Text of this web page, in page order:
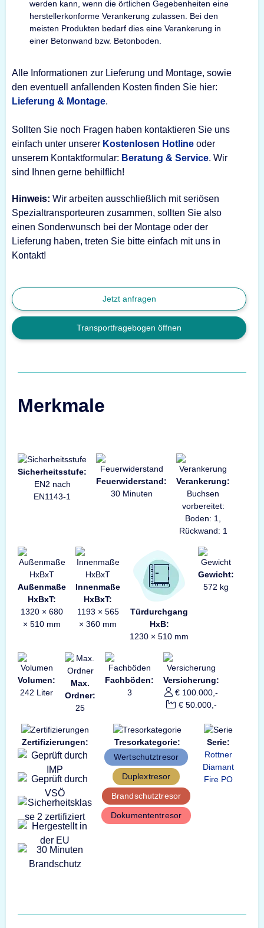
werden kann, wenn die örtlichen Gegebenheiten eine
herstellerkonforme Verankerung zulassen. Bei den
meisten Produkten bedarf dies eine Verankerung in
einer Betonwand bzw. Betonboden.
Alle Informationen zur Lieferung und Montage, sowie
den eventuell anfallenden Kosten finden Sie hier:
Lieferung & Montage.
Sollten Sie noch Fragen haben kontaktieren Sie uns
einfach unter unserer Kostenlosen Hotline oder
unserem Kontaktformular: Beratung & Service. Wir
sind Ihnen gerne behilflich!
Hinweis: Wir arbeiten ausschließlich mit seriösen
Spezialtransporteuren zusammen, sollten Sie also
einen Sonderwunsch bei der Montage oder der
Lieferung haben, treten Sie bitte einfach mit uns in
Kontakt!
Jetzt anfragen
Transportfragebogen öffnen
Merkmale
Sicherheitsstufe:
EN2 nach
EN1143-1
Feuerwiderstand:
30 Minuten
Verankerung:
Buchsen
vorbereitet:
Boden: 1,
Rückwand: 1
Außenmaße
HxBxT:
1320 × 680
× 510 mm
Innenmaße
HxBxT:
1193 × 565
× 360 mm
Türdurchgang
HxB:
1230 × 510 mm
Gewicht:
572 kg
Volumen:
242 Liter
Max.
Ordner:
25
Fachböden:
3
Versicherung:
€ 100.000,-
€ 50.000,-
Zertifizierungen:
Tresorkategorie:
Wertschutztresor
Duplextresor
Brandschutztresor
Dokumententresor
Serie:
Rottner
Diamant
Fire PO